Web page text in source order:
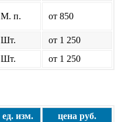
М. п. от 850
Шт.
от 1 250
Шт. от 1 250
ед. изм.
цена руб.